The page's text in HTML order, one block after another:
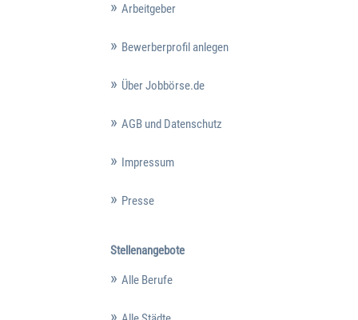
Arbeitgeber
Bewerberprofil anlegen
Über Jobbörse.de
AGB und Datenschutz
Impressum
Presse
Stellenangebote
Alle Berufe